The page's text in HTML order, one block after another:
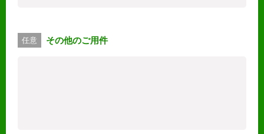
任意 その他のご用件